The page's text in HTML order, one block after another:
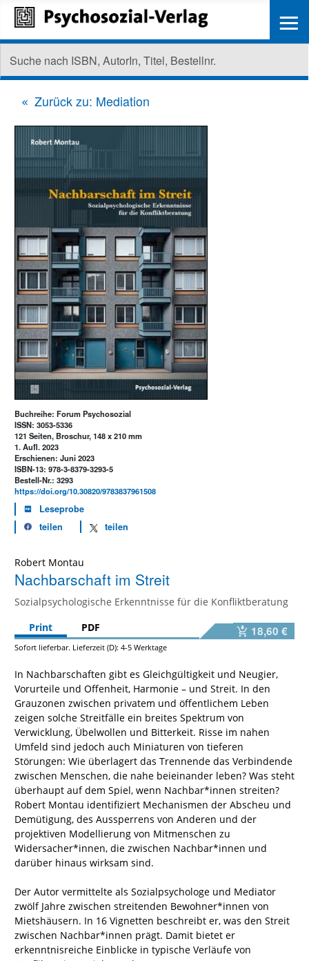
Zurück zu: Mediation
Buchreihe: Forum Psychosozial
ISSN: 3053-5336
121 Seiten, Broschur, 148 x 210 mm
1. Aufl. 2023
Erschienen: Juni 2023
ISBN-13: 978-3-8379-3293-5
Bestell-Nr.: 3293
https://doi.org/10.30820/9783837961508
Leseprobe
teilen
teilen
Robert Montau
Nachbarschaft im Streit
Sozialpsychologische Erkenntnisse für die Konfliktberatung
Print
PDF 18,60 €
Sofort lieferbar. Lieferzeit (D): 4-5 Werktage
In Nachbarschaften gibt es Gleichgültigkeit und Neugier,
Vorurteile und Offenheit, Harmonie – und Streit. In den
Grauzonen zwischen privatem und öffentlichem Leben
zeigen solche Streitfälle ein breites Spektrum von
Verwicklung, Übelwollen und Bitterkeit. Risse im nahen
Umfeld sind jedoch auch Miniaturen von tieferen
Störungen: Wie überlagert das Trennende das Verbindende
zwischen Menschen, die nahe beieinander leben? Was steht
überhaupt auf dem Spiel, wenn Nachbar*innen streiten?
Robert Montau identifiziert Mechanismen der Abscheu und
Demütigung, des Aussperrens von Anderen und der
projektiven Modellierung von Mitmenschen zu
Widersacher*innen, die zwischen Nachbar*innen und
darüber hinaus wirksam sind.
Der Autor vermittelte als Sozialpsychologe und Mediator
zwölf Jahre zwischen streitenden Bewohner*innen von
Mietshäusern. In 16 Vignetten beschreibt er, was den Streit
zwischen Nachbar*innen prägt. Damit bietet er
erkenntnisreiche Einblicke in typische Verläufe von
≡